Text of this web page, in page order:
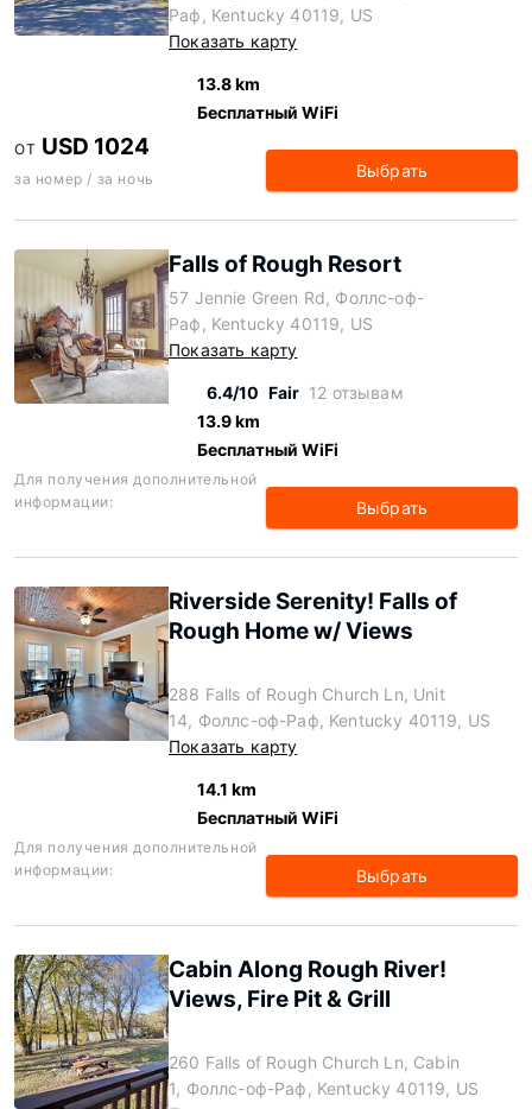
Раф, Kentucky 40119, US
Показать карту
13.8 km
Бесплатный WiFi
ОТ USD 1024
за номер / за ночь Выбрать
Falls of Rough Resort
57 Jennie Green Rd, Фоллс-оф-
Раф, Kentucky 40119, US
Показать карту
6.4/10 Fair 12 отзывам
13.9 km
Бесплатный WiFi
Для получения дополнительной
информации:
Выбрать
Riverside Serenity! Falls of
Rough Home w/ Views
288 Falls of Rough Church Ln, Unit
14, Фоллс-оф-Раф, Kentucky 40119, US
Показать карту
14.1 km
Бесплатный WiFi
Для получения дополнительной
информации:
Выбрать
Cabin Along Rough River!
Views, Fire Pit & Grill
260 Falls of Rough Church Ln, Cabin
1, Фоллс-оф-Раф, Kentucky 40119, US